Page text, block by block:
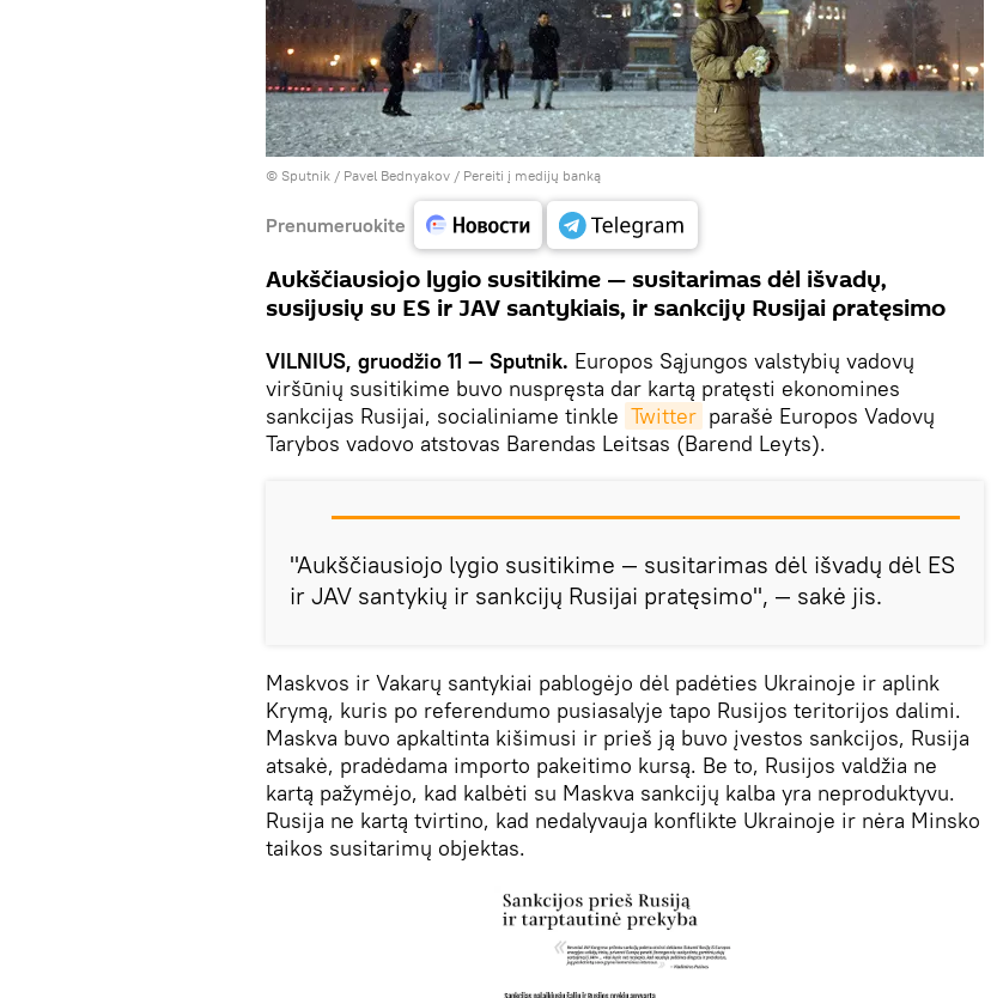
© Sputnik / Pavel Bednyakov / Pereiti į medijų banką
Prenumeruokite
Aukščiausiojo lygio susitikime — susitarimas dėl išvadų,
susijusių su ES ir JAV santykiais, ir sankcijų Rusijai pratęsimo
VILNIUS, gruodžio 11 — Sputnik. Europos Sąjungos valstybių vadovų
viršūnių susitikime buvo nuspręsta dar kartą pratęsti ekonomines
sankcijas Rusijai, socialiniame tinkle Twitter parašė Europos Vadovų
Tarybos vadovo atstovas Barendas Leitsas (Barend Leyts).
"Aukščiausiojo lygio susitikime — susitarimas dėl išvadų dėl ES
ir JAV santykių ir sankcijų Rusijai pratęsimo", — sakė jis.
Maskvos ir Vakarų santykiai pablogėjo dėl padėties Ukrainoje ir aplink
Krymą, kuris po referendumo pusiasalyje tapo Rusijos teritorijos dalimi.
Maskva buvo apkaltinta kišimusi ir prieš ją buvo įvestos sankcijos, Rusija
atsakė, pradėdama importo pakeitimo kursą. Be to, Rusijos valdžia ne
kartą pažymėjo, kad kalbėti su Maskva sankcijų kalba yra neproduktyvu.
Rusija ne kartą tvirtino, kad nedalyvauja konflikte Ukrainoje ir nėra Minsko
taikos susitarimų objektas.